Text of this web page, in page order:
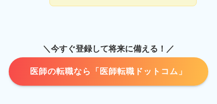
＼今すぐ登録して将来に備える！／
医師の転職なら「医師転職ドットコム」